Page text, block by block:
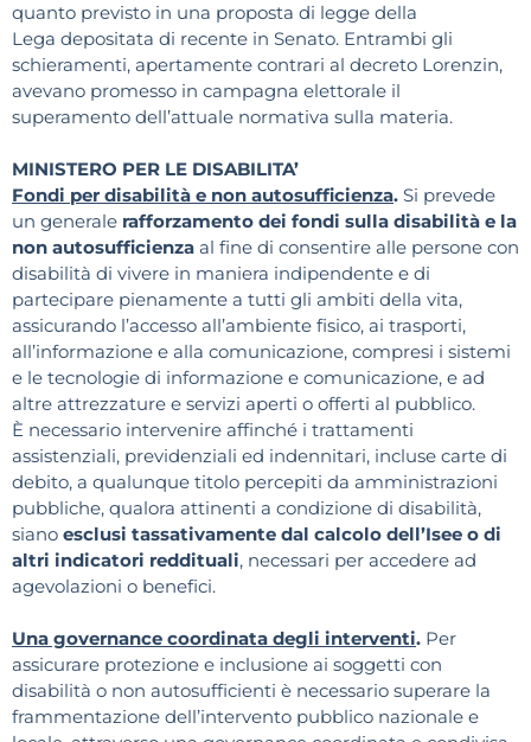
quanto previsto in una proposta di legge della
Lega depositata di recente in Senato. Entrambi gli
schieramenti, apertamente contrari al decreto Lorenzin,
avevano promesso in campagna elettorale il
superamento dell’attuale normativa sulla materia.
MINISTERO PER LE DISABILITA’
Fondi per disabilità e non autosufficienza. Si prevede
un generale rafforzamento dei fondi sulla disabilità e la
non autosufficienza al fine di consentire alle persone con
disabilità di vivere in maniera indipendente e di
partecipare pienamente a tutti gli ambiti della vita,
assicurando l’accesso all’ambiente fisico, ai trasporti,
all’informazione e alla comunicazione, compresi i sistemi
e le tecnologie di informazione e comunicazione, e ad
altre attrezzature e servizi aperti o offerti al pubblico.
È necessario intervenire affinché i trattamenti
assistenziali, previdenziali ed indennitari, incluse carte di
debito, a qualunque titolo percepiti da amministrazioni
pubbliche, qualora attinenti a condizione di disabilità,
siano esclusi tassativamente dal calcolo dell’Isee o di
altri indicatori reddituali, necessari per accedere ad
agevolazioni o benefici.
Una governance coordinata degli interventi. Per
assicurare protezione e inclusione ai soggetti con
disabilità o non autosufficienti è necessario superare la
frammentazione dell’intervento pubblico nazionale e